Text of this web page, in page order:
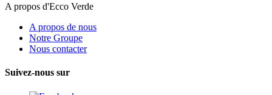
A propos d'Ecco Verde
A propos de nous
Notre Groupe
Nous contacter
Suivez-nous sur